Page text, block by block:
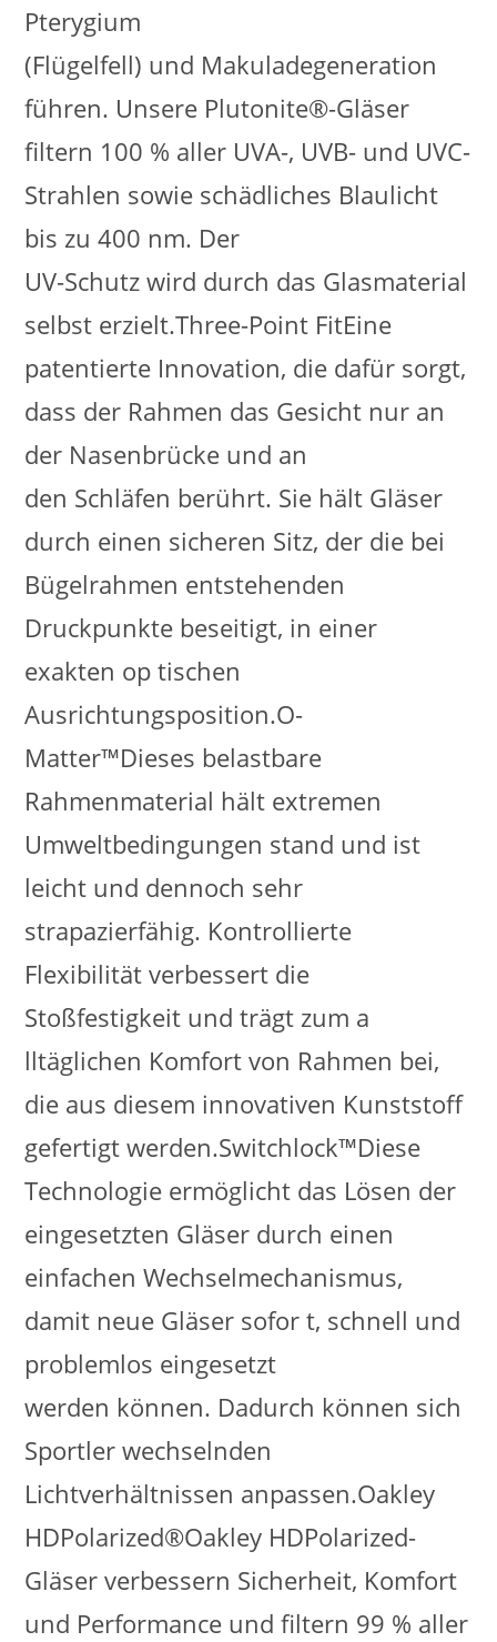
Pterygium
(Flügelfell) und Makuladegeneration
führen. Unsere Plutonite®-Gläser
filtern 100 % aller UVA-, UVB- und UVC-
Strahlen sowie schädliches Blaulicht
bis zu 400 nm. Der
UV-Schutz wird durch das Glasmaterial
selbst erzielt.Three-Point FitEine
patentierte Innovation, die dafür sorgt,
dass der Rahmen das Gesicht nur an
der Nasenbrücke und an
den Schläfen berührt. Sie hält Gläser
durch einen sicheren Sitz, der die bei
Bügelrahmen entstehenden
Druckpunkte beseitigt, in einer
exakten op tischen
Ausrichtungsposition.O-
Matter™Dieses belastbare
Rahmenmaterial hält extremen
Umweltbedingungen stand und ist
leicht und dennoch sehr
strapazierfähig. Kontrollierte
Flexibilität verbessert die
Stoßfestigkeit und trägt zum a
lltäglichen Komfort von Rahmen bei,
die aus diesem innovativen Kunststoff
gefertigt werden.Switchlock™Diese
Technologie ermöglicht das Lösen der
eingesetzten Gläser durch einen
einfachen Wechselmechanismus,
damit neue Gläser sofor t, schnell und
problemlos eingesetzt
werden können. Dadurch können sich
Sportler wechselnden
Lichtverhältnissen anpassen.Oakley
HDPolarized®Oakley HDPolarized-
Gläser verbessern Sicherheit, Komfort
und Performance und filtern 99 % aller